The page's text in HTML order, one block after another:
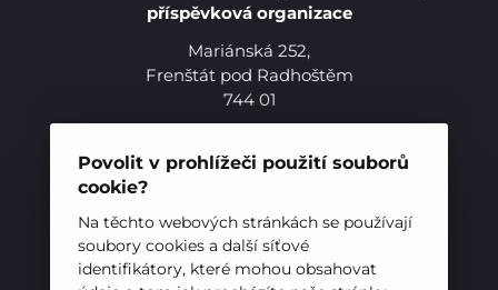
Povolit v prohlížeči použití souborů
cookie?
Na těchto webových stránkách se používají
soubory cookies a další síťové
identifikátory, které mohou obsahovat
Pro studenty
Pro uchazeče
příspěvková organizace
Mariánská 252,
Frenštát pod Radhoštěm
744 01
E-mail:sekretariat@hotelovkafren.cz
Datová schránka: bc5jrez
IČ: 00576441
ZŘIZOVATEL